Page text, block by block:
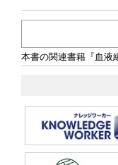
本書の関連書籍『血液